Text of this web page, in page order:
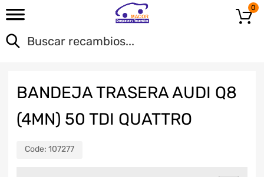
0
BANDEJA TRASERA AUDI Q8
(4MN) 50 TDI QUATTRO
Code: 107277